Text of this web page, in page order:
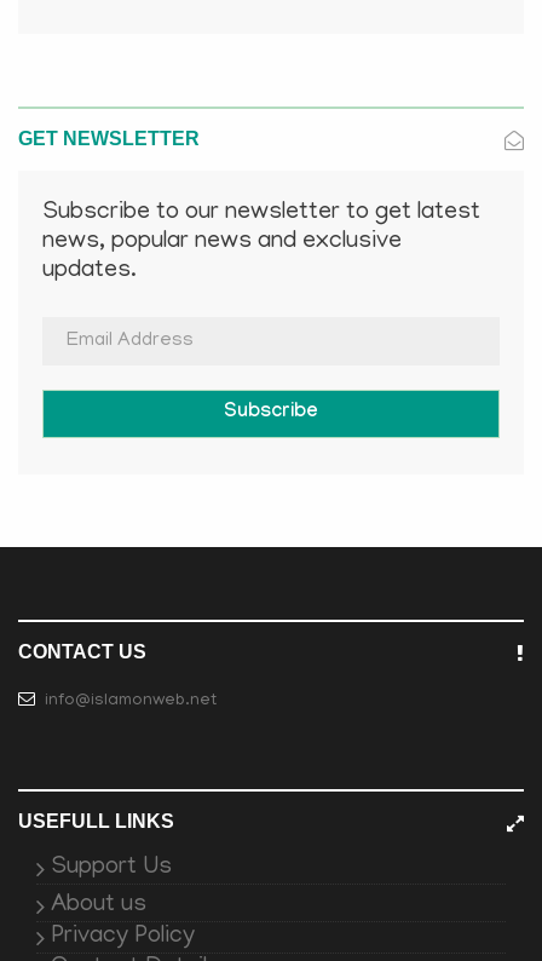
GET NEWSLETTER
Subscribe to our newsletter to get latest
news, popular news and exclusive
updates.
Subscribe
CONTACT US
info@islamonweb.net
USEFULL LINKS
Support Us
About us
Privacy Policy